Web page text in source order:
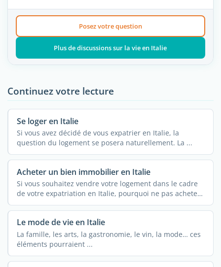
Posez votre question
Plus de discussions sur la vie en Italie
Continuez votre lecture
Se loger en Italie
Si vous avez décidé de vous expatrier en Italie, la
question du logement se posera naturellement. La ...
Acheter un bien immobilier en Italie
Si vous souhaitez vendre votre logement dans le cadre
de votre expatriation en Italie, pourquoi ne pas acheter
de ...
Le mode de vie en Italie
La famille, les arts, la gastronomie, le vin, la mode… ces
éléments pourraient ...